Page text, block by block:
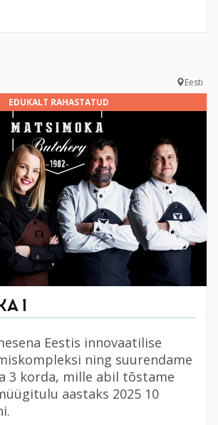
Eesti
EDUKALT RAHASTATUD
1
Eestis innovaatilise
ning suurendame
3 korda, mille abil tõstame
aastaks 2025 10